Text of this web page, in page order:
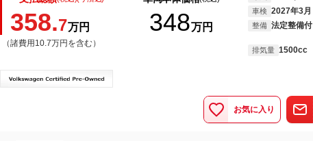
358.7万円
（諸費用10.7万円を含む）
348万円
車検 2027年3月
整備 法定整備付
排気量 1500cc
お気に入り